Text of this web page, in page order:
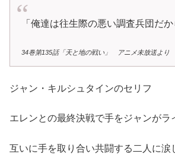
「俺達は往生際の悪い調査兵団だ
34巻第135話「天と地の戦い」 アニメ未放送より
ジャン・キルシュタインのセリフ
エレンとの最終決戦で手をジャンがラ
互いに手を取り合い共闘する二人に涙